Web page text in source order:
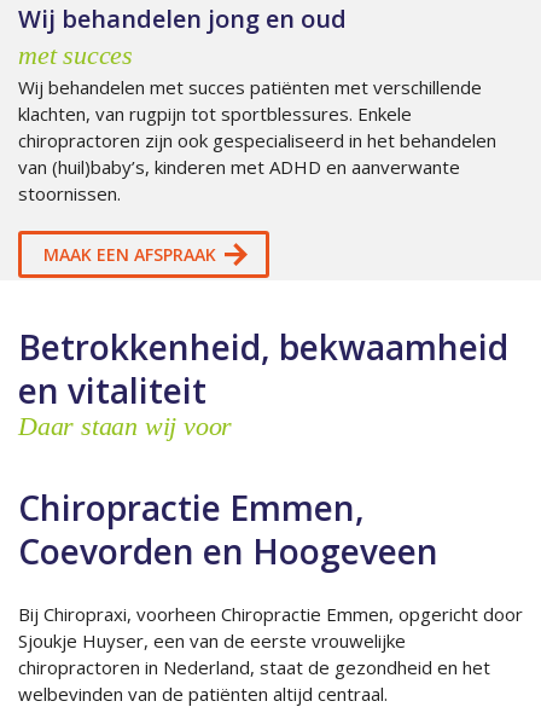
Wij behandelen jong en oud
met succes
Wij behandelen met succes patiënten met verschillende
klachten, van rugpijn tot sportblessures. Enkele
chiropractoren zijn ook gespecialiseerd in het behandelen
van (huil)baby’s, kinderen met ADHD en aanverwante
stoornissen.
MAAK EEN AFSPRAAK
Betrokkenheid, bekwaamheid
en vitaliteit
Daar staan wij voor
Chiropractie Emmen,
Coevorden en Hoogeveen
Bij Chiropraxi, voorheen Chiropractie Emmen, opgericht door
Sjoukje Huyser, een van de eerste vrouwelijke
chiropractoren in Nederland, staat de gezondheid en het
welbevinden van de patiënten altijd centraal.